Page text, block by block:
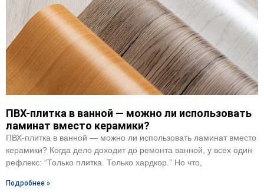
ПВХ-плитка в ванной — можно ли использовать
ламинат вместо керамики?
ПВХ-плитка в ванной — можно ли использовать ламинат вместо
керамики? Когда дело доходит до ремонта ванной, у всех один
рефлекс: “Только плитка. Только хардкор.” Но что,
Подробнее »